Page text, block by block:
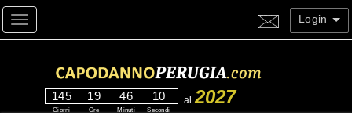
Toggle navigation Login
145
Giorni
19
Ore
46
Minuti
10
Secondi
al 2027